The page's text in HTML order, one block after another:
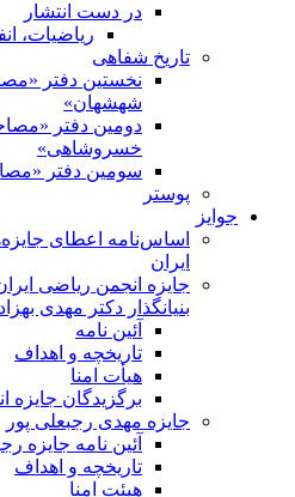
در دست انتشار
ریاضیات،
تاریخ شفاهی
نخستین دفتر
شهشهان»
دومین دفتر
خسروشاهی»
سومین دفتر
پوستر
جوایز
اساس‌نامه اعطای
ایران
جایزه انجمن ریاضی
بنیانگذار دکتر مهدی بهزاد
آئین نامه
تاریخچه و اهداف
هیأت امنا
برگزیدگان جایزه
جایزه مهدی رجبعلی پور
آئین نامه جایزه
تاریخچه و اهداف
هیئت امنا